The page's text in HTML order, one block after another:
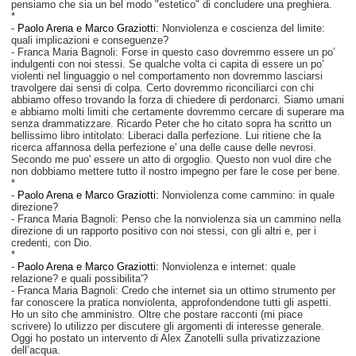
pensiamo che sia un bel modo "estetico" di concludere una preghiera.
*
- Paolo Arena e Marco Graziotti: Nonviolenza e coscienza del limite:
quali implicazioni e conseguenze?
- Franca Maria Bagnoli: Forse in questo caso dovremmo essere un po’
indulgenti con noi stessi. Se qualche volta ci capita di essere un po’
violenti nel linguaggio o nel comportamento non dovremmo lasciarsi
travolgere dai sensi di colpa. Certo dovremmo riconciliarci con chi
abbiamo offeso trovando la forza di chiedere di perdonarci. Siamo umani
e abbiamo molti limiti che certamente dovremmo cercare di superare ma
senza drammatizzare. Ricardo Peter che ho citato sopra ha scritto un
bellissimo libro intitolato: Liberaci dalla perfezione. Lui ritiene che la
ricerca affannosa della perfezione e' una delle cause delle nevrosi.
Secondo me puo' essere un atto di orgoglio. Questo non vuol dire che
non dobbiamo mettere tutto il nostro impegno per fare le cose per bene.
*
- Paolo Arena e Marco Graziotti: Nonviolenza come cammino: in quale
direzione?
- Franca Maria Bagnoli: Penso che la nonviolenza sia un cammino nella
direzione di un rapporto positivo con noi stessi, con gli altri e, per i
credenti, con Dio.
*
- Paolo Arena e Marco Graziotti: Nonviolenza e internet: quale
relazione? equali possibilita'?
- Franca Maria Bagnoli: Credo che internet sia un ottimo strumento per
far conoscere la pratica nonviolenta, approfondendone tutti gli aspetti.
Ho un sito che amministro. Oltre che postare racconti (mi piace
scrivere) lo utilizzo per discutere gli argomenti di interesse generale.
Oggi ho postato un intervento di Alex Zanotelli sulla privatizzazione
dell’acqua.